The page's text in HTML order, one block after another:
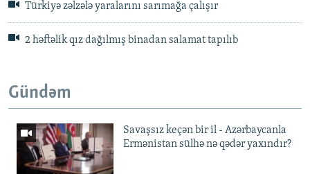
Türkiyə zəlzələ yaralarını sarımağa çalışır
2 həftəlik qız dağılmış binadan salamat tapılıb
Gündəm
Savaşsız keçən bir il - Azərbaycanla
Ermənistan sülhə nə qədər yaxındır?